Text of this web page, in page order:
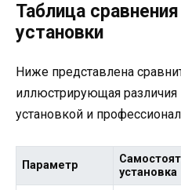
Таблица
установки
Ниже представлена
иллюстрирующая
установкой и
Параметр
установка